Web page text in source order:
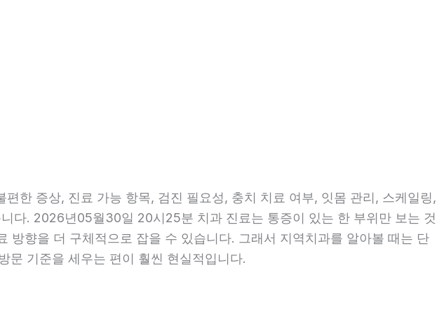
한 증상, 진료 가능 항목, 검진 필요성, 충치 치료 여부, 잇몸 관리, 스케일링,
다. 2026년05월30일 20시25분 치과 진료는 통증이 있는 한 부위만 보는 것
방향을 더 구체적으로 잡을 수 있습니다. 그래서 지역치과를 알아볼 때는 단
문 기준을 세우는 편이 훨씬 현실적입니다.